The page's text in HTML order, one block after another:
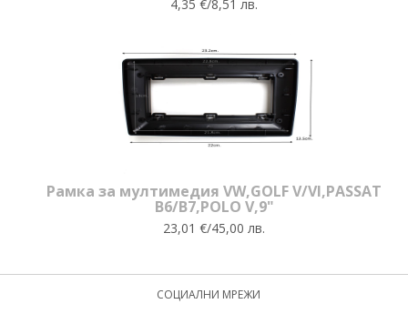
4,35 €/8,51 лв.
Рамка за мултимедия VW,GOLF V/VI,PASSAT
B6/B7,POLO V,9"
23,01 €/45,00 лв.
СОЦИАЛНИ МРЕЖИ